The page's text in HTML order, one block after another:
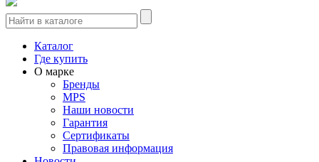
Каталог
Где купить
О марке
Бренды
MPS
Наши новости
Гарантия
Сертификаты
Правовая информация